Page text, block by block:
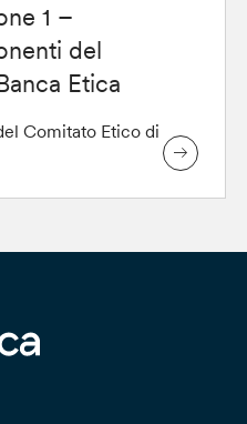
1 –
del
Etica
Comitato Etico di